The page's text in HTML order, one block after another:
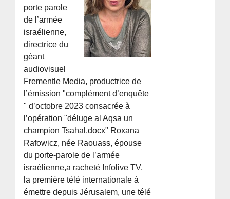
porte parole
de l’armée
israélienne,
directrice du
géant
audiovisuel
Frementle Media, productrice de
l’émission "complément d’enquête
" d’octobre 2023 consacrée à
l’opération "déluge al Aqsa un
champion Tsahal.docx" Roxana
Rafowicz, née Raouass, épouse
du porte-parole de l’armée
israélienne,a racheté Infolive TV,
la première télé internationale à
émettre depuis Jérusalem, une télé